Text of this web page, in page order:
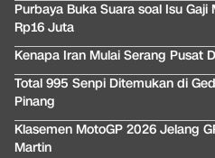
Purbaya Buka Suara soal Isu
Rp16 Juta
Kenapa Iran Mulai Serang Pusat
Total 995 Senpi Ditemukan di
Pinang
Klasemen MotoGP 2026 Jelang
Martin